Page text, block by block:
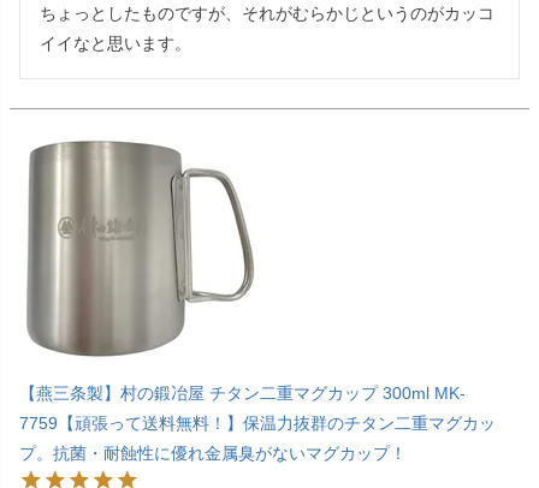
ちょっとしたものですが、それがむらかじというのがカッコ
イイなと思います。
【燕三条製】村の鍛冶屋 チタン二重マグカップ 300ml MK-
7759【頑張って送料無料！】保温力抜群のチタン二重マグカッ
プ。抗菌・耐蝕性に優れ金属臭がないマグカップ！